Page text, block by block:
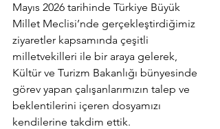
Mayıs 2026 tarihinde Türkiye Büyük
Millet Meclisi’nde gerçekleştirdiğimiz
ziyaretler kapsamında çeşitli
milletvekilleri ile bir araya gelerek,
Kültür ve Turizm Bakanlığı bünyesinde
görev yapan çalışanlarımızın talep ve
beklentilerini içeren dosyamızı
kendilerine takdim ettik.